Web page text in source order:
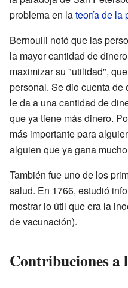
problema en lateoría de la
Bernoulli notó que las
la mayor cantidad de
maximizar su "utilidad",
personal. Se dio cuenta
le da a una cantidad de
que ya tiene más dinero.
más importante para
alguien que ya gana
También fue uno de los
salud. En 1766, estudió
mostrar lo útil que era la
de vacunación).
Contribuciones a